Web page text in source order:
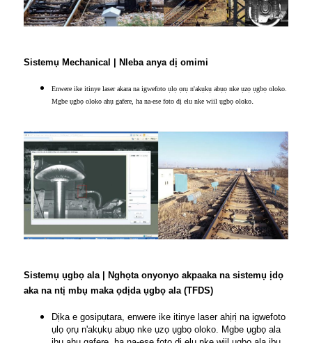
Sistemụ Mechanical | Nleba anya dị omimi
Enwere ike itinye laser akara na igwefoto ụlọ ọrụ n'akụkụ abụọ nke ụzọ ụgbọ oloko.
Mgbe ụgbọ oloko ahụ gafere, ha na-ese foto dị elu nke wiil ụgbọ oloko.
Sistemụ ụgbọ ala | Nghọta onyonyo akpaaka na sistemụ ịdọ
aka na ntị mbụ maka ọdịda ụgbọ ala (TFDS)
Dịka e gosipụtara, enwere ike itinye laser ahịrị na igwefoto
ụlọ ọrụ n'akụkụ abụọ nke ụzọ ụgbọ oloko. Mgbe ụgbọ ala